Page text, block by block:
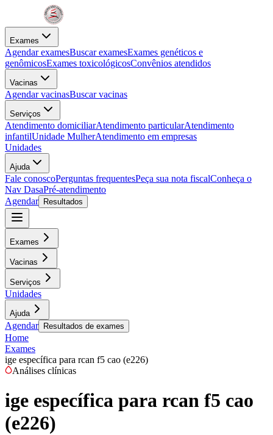
Exames
Agendar examesBuscar examesExames genéticos e
genômicosExames toxicológicosConvênios atendidos
Vacinas
Agendar vacinasBuscar vacinas
Serviços
Atendimento domiciliarAtendimento particularAtendimento
infantilUnidade MulherAtendimento em empresas
Unidades
Ajuda
Fale conoscoPerguntas frequentesPeça sua nota fiscalConheça o
Nav DasaPré-atendimento
Agendar
Resultados
Exames
Vacinas
Serviços
Unidades
Ajuda
Agendar Resultados de exames
Home
Exames
ige específica para rcan f5 cao (e226)
Análises clínicas
ige específica para rcan f5 cao
(e226)